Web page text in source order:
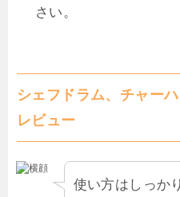
さい。
シェフドラム、チャー
レビュー
使い方はしっかり